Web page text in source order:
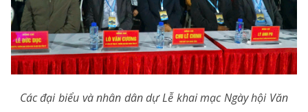
Các đại biểu và nhân dân dự Lễ khai mạc Ngày hội Văn